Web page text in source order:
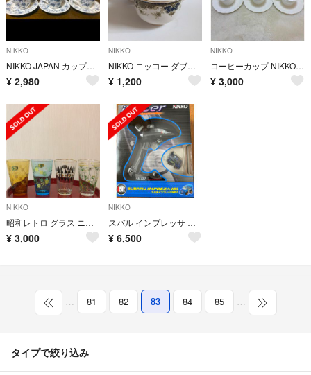
NIKKO
NIKKO JAPAN カップ&ソーサー 消毒済
¥ 2,980
NIKKO
NIKKO ニッコー ダブルフェニックス 湯呑 3客
¥ 1,200
NIKKO
コーヒーカップ NIKKO FINE BONE CHINA ソーサーセット
¥ 3,000
NIKKO
昭和レトロ グラス ニッコー
¥ 3,000
NIKKO
スバル インプレッサ WRC ラジコン ニッコー iRacer
¥ 6,500
… 81 82 83 84 85 …
タイプで絞り込み